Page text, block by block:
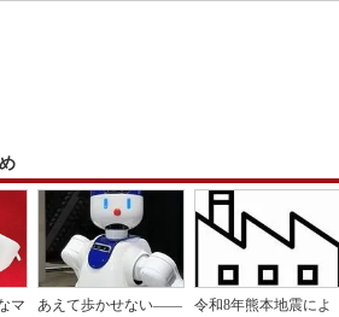
マ
あえて歩かせない――
令和8年熊本地震によ